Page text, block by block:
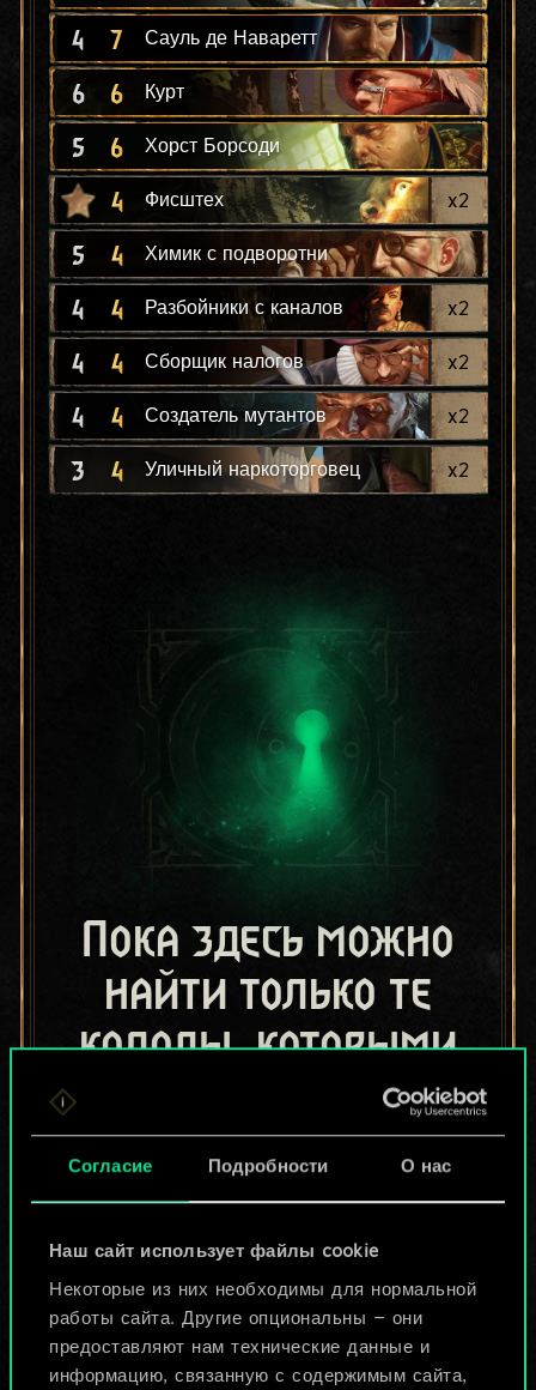
Согласие Подробности О нас
Наш сайт использует файлы cookie
Некоторые из них необходимы для нормальной
работы сайта. Другие опциональны — они
предоставляют нам технические данные и
информацию, связанную с содержимым сайта,
4 7 Сауль де Наваретт
6 6 Курт
5 6 Хорст Борсоди
4 Фисштех x2
5 4 Химик с подворотни
4 4 Разбойники с каналов x2
4 4 Сборщик налогов x2
4 4 Создатель мутантов x2
3 4 Уличный наркоторговец x2
Пока здесь можно
найти только те
колоды, которыми
поделились другие
игроки.
Но их может быть
больше!
Назвать колоду и описать её